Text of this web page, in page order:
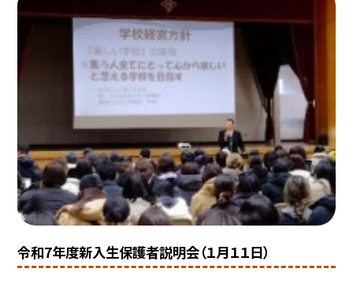
令和7年度新入生保護者説明会（１月１１日）